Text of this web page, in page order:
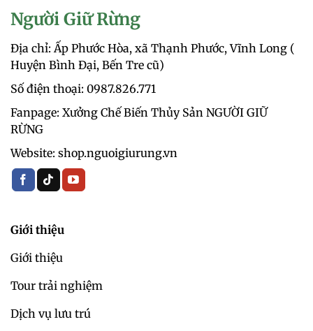
Người Giữ Rừng
Địa chỉ: Ấp Phước Hòa, xã Thạnh Phước, Vĩnh Long (
Huyện Bình Đại, Bến Tre cũ)
Số điện thoại: 0987.826.771‬
Fanpage: Xưởng Chế Biến Thủy Sản NGƯỜI GIỮ
RỪNG
Website: shop.nguoigiurung.vn
Giới thiệu
Giới thiệu
Tour trải nghiệm
Dịch vụ lưu trú